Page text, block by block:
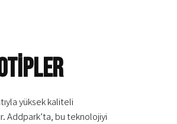
yüksek kaliteli
Addpark’ta, bu teknolojiyi